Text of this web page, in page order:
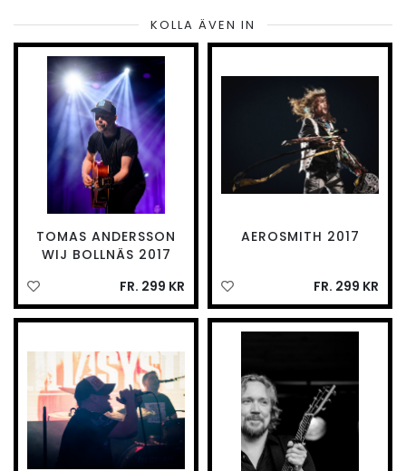
KOLLA ÄVEN IN
TOMAS ANDERSSON
WIJ BOLLNÄS 2017
FR. 299 KR
AEROSMITH 2017
FR. 299 KR